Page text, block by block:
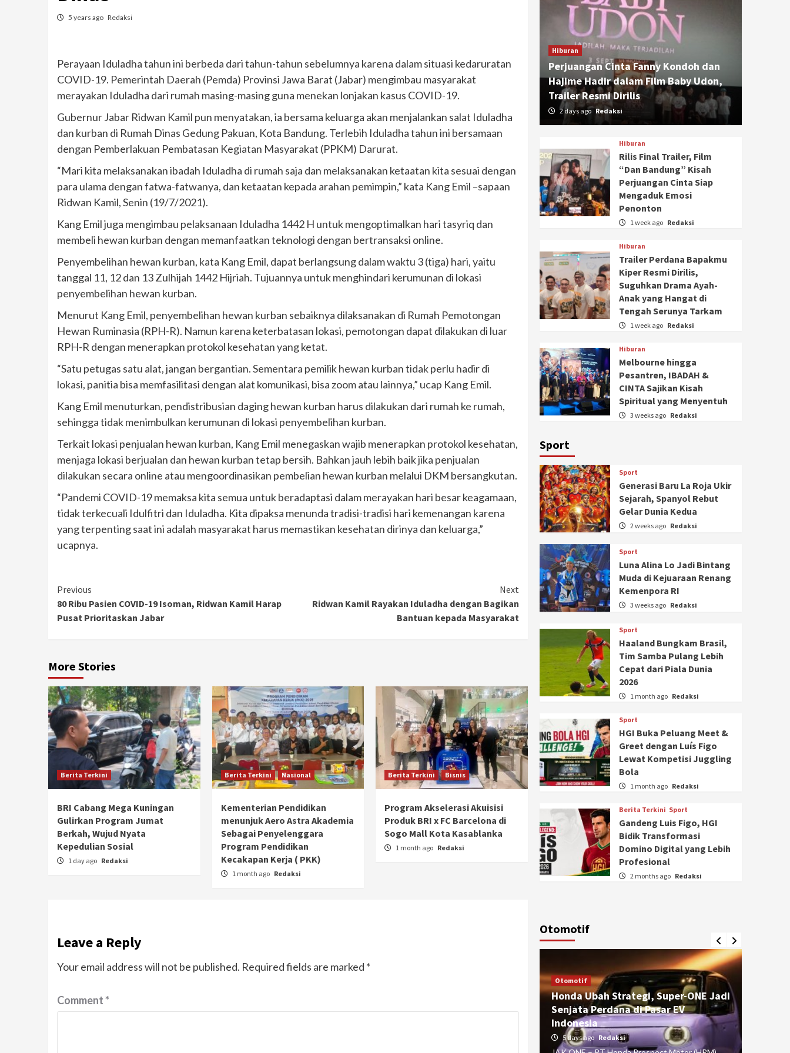
5 years ago Redaksi
Perayaan Iduladha tahun ini berbeda dari tahun-tahun sebelumnya karena dalam situasi kedaruratan
COVID-19. Pemerintah Daerah (Pemda) Provinsi Jawa Barat (Jabar) mengimbau masyarakat
merayakan Iduladha dari rumah masing-masing guna menekan lonjakan kasus COVID-19.
Gubernur Jabar Ridwan Kamil pun menyatakan, ia bersama keluarga akan menjalankan salat Iduladha
dan kurban di Rumah Dinas Gedung Pakuan, Kota Bandung. Terlebih Iduladha tahun ini bersamaan
dengan Pemberlakuan Pembatasan Kegiatan Masyarakat (PPKM) Darurat.
“Mari kita melaksanakan ibadah Iduladha di rumah saja dan melaksanakan ketaatan kita sesuai dengan
para ulama dengan fatwa-fatwanya, dan ketaatan kepada arahan pemimpin,” kata Kang Emil –sapaan
Ridwan Kamil, Senin (19/7/2021).
Kang Emil juga mengimbau pelaksanaan Iduladha 1442 H untuk mengoptimalkan hari tasyriq dan
membeli hewan kurban dengan memanfaatkan teknologi dengan bertransaksi online.
Penyembelihan hewan kurban, kata Kang Emil, dapat berlangsung dalam waktu 3 (tiga) hari, yaitu
tanggal 11, 12 dan 13 Zulhijah 1442 Hijriah. Tujuannya untuk menghindari kerumunan di lokasi
penyembelihan hewan kurban.
Menurut Kang Emil, penyembelihan hewan kurban sebaiknya dilaksanakan di Rumah Pemotongan
Hewan Ruminasia (RPH-R). Namun karena keterbatasan lokasi, pemotongan dapat dilakukan di luar
RPH-R dengan menerapkan protokol kesehatan yang ketat.
“Satu petugas satu alat, jangan bergantian. Sementara pemilik hewan kurban tidak perlu hadir di
lokasi, panitia bisa memfasilitasi dengan alat komunikasi, bisa zoom atau lainnya,” ucap Kang Emil.
Kang Emil menuturkan, pendistribusian daging hewan kurban harus dilakukan dari rumah ke rumah,
sehingga tidak menimbulkan kerumunan di lokasi penyembelihan kurban.
Terkait lokasi penjualan hewan kurban, Kang Emil menegaskan wajib menerapkan protokol kesehatan,
menjaga lokasi berjualan dan hewan kurban tetap bersih. Bahkan jauh lebih baik jika penjualan
dilakukan secara online atau mengoordinasikan pembelian hewan kurban melalui DKM bersangkutan.
“Pandemi COVID-19 memaksa kita semua untuk beradaptasi dalam merayakan hari besar keagamaan,
tidak terkecuali Idulfitri dan Iduladha. Kita dipaksa menunda tradisi-tradisi hari kemenangan karena
yang terpenting saat ini adalah masyarakat harus memastikan kesehatan dirinya dan keluarga,”
ucapnya.
Continue
Reading
Previous
80 Ribu Pasien COVID-19 Isoman, Ridwan Kamil Harap
Pusat Prioritaskan Jabar
Next
Ridwan Kamil Rayakan Iduladha dengan Bagikan
Bantuan kepada Masyarakat
More Stories
Berita Terkini
BRI Cabang Mega Kuningan
Gulirkan Program Jumat
Berkah, Wujud Nyata
Kepedulian Sosial
1 day ago Redaksi
Berita Terkini Nasional
Kementerian Pendidikan
menunjuk Aero Astra Akademia
Sebagai Penyelenggara
Program Pendidikan
Kecakapan Kerja ( PKK)
1 month ago Redaksi
Berita Terkini Bisnis
Program Akselerasi Akuisisi
Produk BRI x FC Barcelona di
Sogo Mall Kota Kasablanka
1 month ago Redaksi
Leave a Reply
Your email address will not be published. Required fields are marked *
Comment*
Hiburan
Perjuangan Cinta Fanny Kondoh dan
Hajime Hadir dalam Film Baby Udon,
Trailer Resmi Dirilis
2 days ago Redaksi
Hiburan
Rilis Final Trailer, Film
“Dan Bandung” Kisah
Perjuangan Cinta Siap
Mengaduk Emosi
Penonton
1 week ago Redaksi
Hiburan
Trailer Perdana Bapakmu
Kiper Resmi Dirilis,
Suguhkan Drama Ayah-
Anak yang Hangat di
Tengah Serunya Tarkam
1 week ago Redaksi
Hiburan
Melbourne hingga
Pesantren, IBADAH &
CINTA Sajikan Kisah
Spiritual yang Menyentuh
3 weeks ago Redaksi
Sport
Sport
Generasi Baru La Roja Ukir
Sejarah, Spanyol Rebut
Gelar Dunia Kedua
2 weeks ago Redaksi
Sport
Luna Alina Lo Jadi Bintang
Muda di Kejuaraan Renang
Kemenpora RI
3 weeks ago Redaksi
Sport
Haaland Bungkam Brasil,
Tim Samba Pulang Lebih
Cepat dari Piala Dunia
2026
1 month ago Redaksi
Sport
HGI Buka Peluang Meet &
Greet dengan Luís Figo
Lewat Kompetisi Juggling
Bola
1 month ago Redaksi
Berita Terkini Sport
Gandeng Luis Figo, HGI
Bidik Transformasi
Domino Digital yang Lebih
Profesional
2 months ago Redaksi
Otomotif
Ducati Collezione 100 Debut di
Otomotif
Honda Ubah Strategi, Super-ONE Jadi
Senjata Perdana di Pasar EV
Indonesia
5 days ago Redaksi